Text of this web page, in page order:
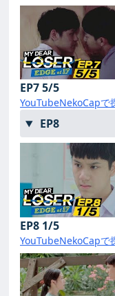
EP7 5/5
YouTubeNekoCapで
EP8
EP8 1/5
YouTubeNekoCapで